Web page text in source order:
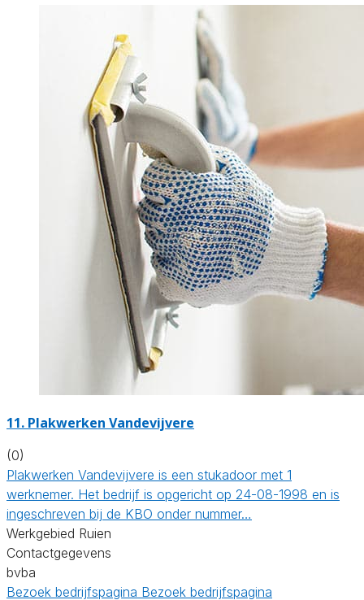
11. Plakwerken Vandevijvere
(0)
Plakwerken Vandevijvere is een stukadoor met 1
werknemer. Het bedrijf is opgericht op 24-08-1998 en is
ingeschreven bij de KBO onder nummer…
Werkgebied Ruien
Contactgegevens
bvba
Bezoek bedrijfspagina Bezoek bedrijfspagina